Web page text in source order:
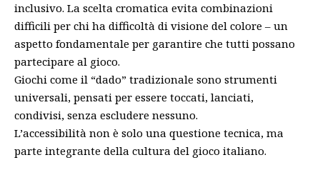
inclusivo. La scelta cromatica evita combinazioni
difficili per chi ha difficoltà di visione del colore – un
aspetto fondamentale per garantire che tutti possano
partecipare al gioco.
Giochi come il “dado” tradizionale sono strumenti
universali, pensati per essere toccati, lanciati,
condivisi, senza escludere nessuno.
L’accessibilità non è solo una questione tecnica, ma
parte integrante della cultura del gioco italiano.